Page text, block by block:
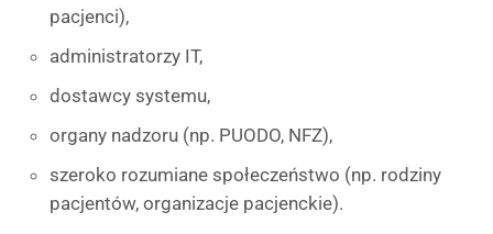
pacjenci),
administratorzy IT,
dostawcy systemu,
organy nadzoru (np. PUODO, NFZ),
szeroko rozumiane społeczeństwo (np. rodziny
pacjentów, organizacje pacjenckie).